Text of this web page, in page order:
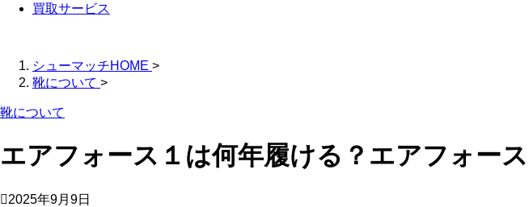
買取サービス
シューマッチHOME >
靴について >
靴について
エアフォース１は何年履ける？エアフォー
2025年9月9日